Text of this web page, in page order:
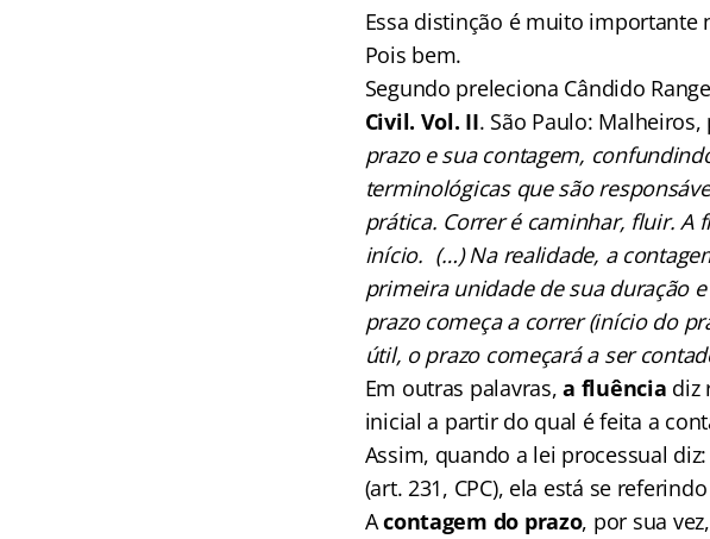
Essa distinção é muito importante
Pois bem.
Segundo preleciona Cândido
Civil. Vol. II. São Paulo: Malheiros,
prazo e sua contagem,
terminológicas que são
prática. Correr é caminhar, fluir. A
início. (…) Na realidade, a
primeira unidade de sua duração
prazo começa a correr (início do
útil, o prazo começará a ser
Em outras palavras,a fluência diz
inicial a partir do qual é feita a
Assim, quando a lei processual
(art. 231, CPC), ela está se
Acontagem do prazo, por sua